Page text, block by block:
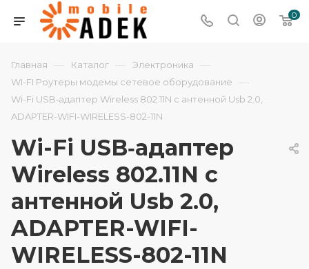
0
Главная — Каталог — Электроника —
WI-FI Роутеры модемы сетевое оборудование —
Wi-Fi USB‑адаптер Wireless 802.11N с антенной Usb 2.0,
ADAPTER-WIFI-WIRELESS-802-11N
Wi-Fi USB‑адаптер
Wireless 802.11N с
антенной Usb 2.0,
ADAPTER-WIFI-
WIRELESS-802-11N